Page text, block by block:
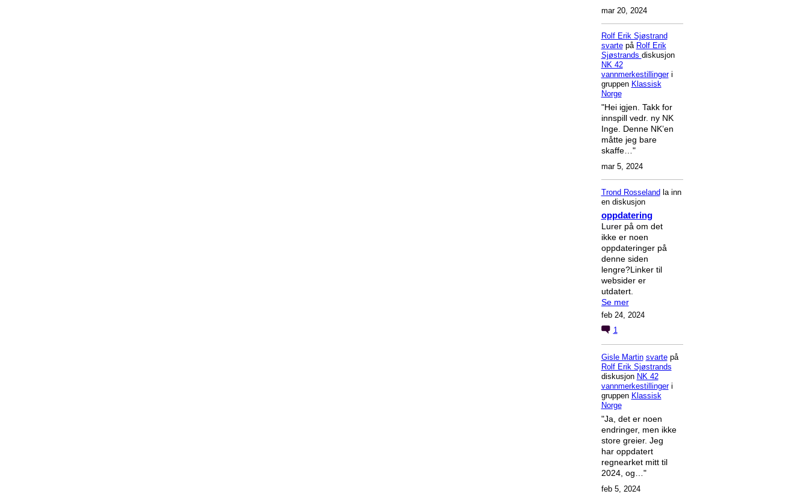
mar 20, 2024
Rolf Erik Sjøstrand
svartepå Rolf Erik
Sjøstrands diskusjon
NK 42
vannmerkestillingeri
gruppen Klassisk
Norge
"Hei igjen. Takk for
innspill vedr. ny NK
Inge. Denne NK’en
måtte jeg bare
skaffe…"
mar 5, 2024
Trond Rosseland la inn
en diskusjon
oppdatering
Lurer på om det
ikke er noen
oppdateringer på
denne siden
lengre?Linker til
websider er
utdatert.
Se mer
feb 24, 2024
1
Gisle Martin svartepå
Rolf Erik Sjøstrands
diskusjon NK 42
vannmerkestillingeri
gruppen Klassisk
Norge
"Ja, det er noen
endringer, men ikke
store greier. Jeg
har oppdatert
regnearket mitt til
2024, og…"
feb 5, 2024